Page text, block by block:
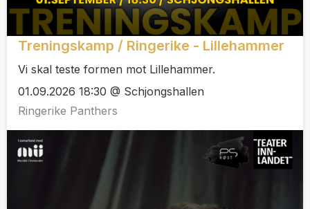
Treningskamp / Ringerike - Lillehammer
Vi skal teste formen mot Lillehammer.
01.09.2026 18:30 @ Schjongshallen
Ringerike Panthers